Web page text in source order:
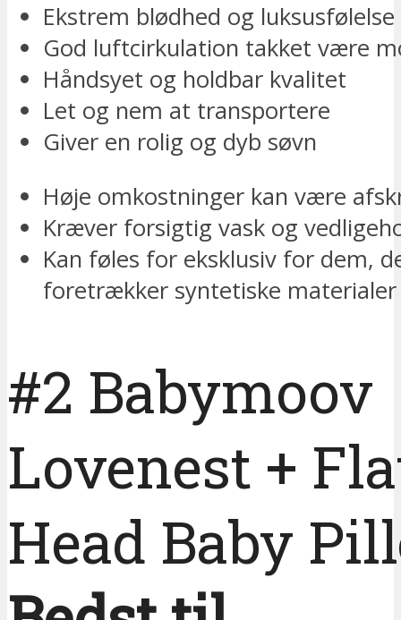
Ekstrem blødhed og luksusfølelse
God luftcirkulation takket være
Håndsyet og holdbar kvalitet
Let og nem at transportere
Giver en rolig og dyb søvn
Høje omkostninger kan være
Kræver forsigtig vask og
Kan føles for eksklusiv for dem,
foretrækker syntetiske materialer
#2 Babymoov
Lovenest +
Head Baby